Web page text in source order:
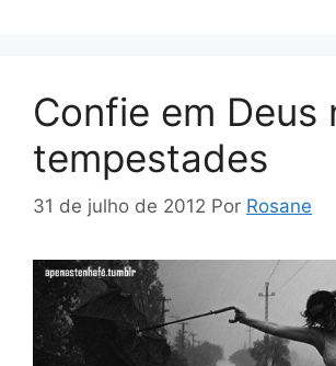
Confie em Deus
tempestades
31 de julho de 2012 Por Rosane